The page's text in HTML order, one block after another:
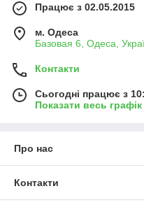
Працює з 02.05.2015
м. Одеса
Базовая 6, Одеса,
Контакти
Сьогодні працює з
Показати весь
Про нас
Контакти